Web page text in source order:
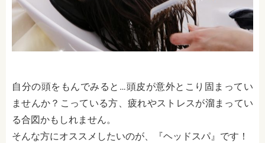
自分の頭をもんでみると…頭皮が意外とこり固まってい
ませんか？こっている方、疲れやストレスが溜まってい
る合図かもしれません。
そんな方にオススメしたいのが、『ヘッドスパ』です！